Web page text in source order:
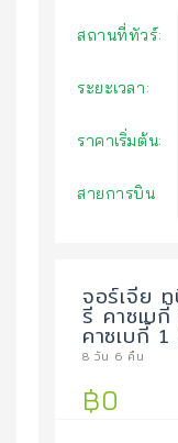
สถานที่ทัวร์:
ระยะเวลา:
ราคาเริ่มต้น:
สายการบิน
จอร์เจีย
รี คาซเบ
คาซเบกี้
8 วัน 6 คืน
฿0